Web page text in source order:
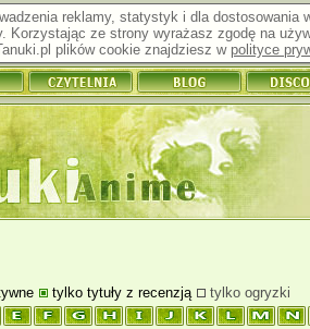
reklamy, statystyk i dla
Korzystając ze strony wyrażasz zgodę na
plików cookie znajdziesz w polityce
tylko tytuły z recenzją tylko ogryzki